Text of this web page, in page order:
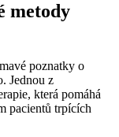
metody
poznatky o
Jednou z
která pomáhá
pacientů trpících